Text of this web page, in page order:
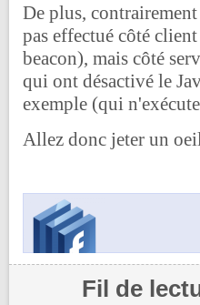
De plus,
pas effectué côté
beacon), mais côté
qui ont désactivé le
exemple (qui
Allez donc jeter un
Fil de